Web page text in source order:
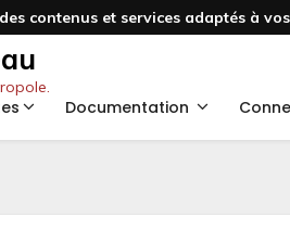
contenus et services adaptés à
Documentation